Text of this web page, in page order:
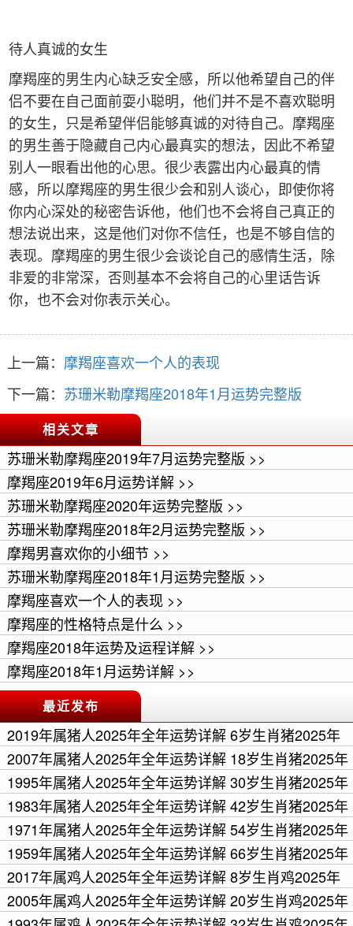
待人真诚的女生
摩羯座的男生内心缺乏安全感，所以他希望自己的伴
侣不要在自己面前耍小聪明，他们并不是不喜欢聪明
的女生，只是希望伴侣能够真诚的对待自己。摩羯座
的男生善于隐藏自己内心最真实的想法，因此不希望
别人一眼看出他的心思。很少表露出内心最真的情
感，所以摩羯座的男生很少会和别人谈心，即使你将
你内心深处的秘密告诉他，他们也不会将自己真正的
想法说出来，这是他们对你不信任，也是不够自信的
表现。摩羯座的男生很少会谈论自己的感情生活，除
非爱的非常深，否则基本不会将自己的心里话告诉
你，也不会对你表示关心。
上一篇： 摩羯座喜欢一个人的表现
下一篇： 苏珊米勒摩羯座2018年1月运势完整版
相关文章
苏珊米勒摩羯座2019年7月运势完整版 >>
摩羯座2019年6月运势详解 >>
苏珊米勒摩羯座2020年运势完整版 >>
苏珊米勒摩羯座2018年2月运势完整版 >>
摩羯男喜欢你的小细节 >>
苏珊米勒摩羯座2018年1月运势完整版 >>
摩羯座喜欢一个人的表现 >>
摩羯座的性格特点是什么 >>
摩羯座2018年运势及运程详解 >>
摩羯座2018年1月运势详解 >>
最近发布
2019年属猪人2025年全年运势详解 6岁生肖猪2025年
每月运程 >>
2007年属猪人2025年全年运势详解 18岁生肖猪2025年
每月运程 >>
1995年属猪人2025年全年运势详解 30岁生肖猪2025年
每月运程 >>
1983年属猪人2025年全年运势详解 42岁生肖猪2025年
每月运程 >>
1971年属猪人2025年全年运势详解 54岁生肖猪2025年
每月运程 >>
1959年属猪人2025年全年运势详解 66岁生肖猪2025年
每月运程 >>
2017年属鸡人2025年全年运势详解 8岁生肖鸡2025年
每月运程 >>
2005年属鸡人2025年全年运势详解 20岁生肖鸡2025年